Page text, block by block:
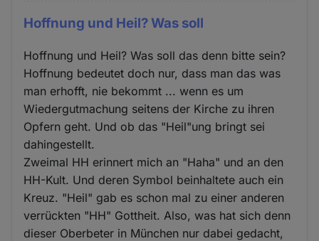
Hoffnung und Heil? Was soll
Hoffnung und Heil? Was soll das denn bitte sein?
Hoffnung bedeutet doch nur, dass man das was
man erhofft, nie bekommt ... wenn es um
Wiedergutmachung seitens der Kirche zu ihren
Opfern geht. Und ob das "Heil"ung bringt sei
dahingestellt.
Zweimal HH erinnert mich an "Haha" und an den
HH-Kult. Und deren Symbol beinhaltete auch ein
Kreuz. "Heil" gab es schon mal zu einer anderen
verrückten "HH" Gottheit. Also, was hat sich denn
dieser Oberbeter in München nur dabei gedacht,